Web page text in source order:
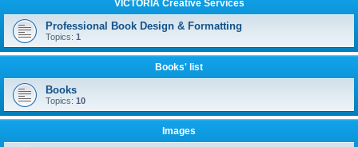
VICTORIA Creative Services
Professional Book Design & Formatting
Topics: 1
Books' list
Books
Topics: 10
Images